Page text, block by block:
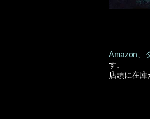
Amazon
す。
店頭に在庫